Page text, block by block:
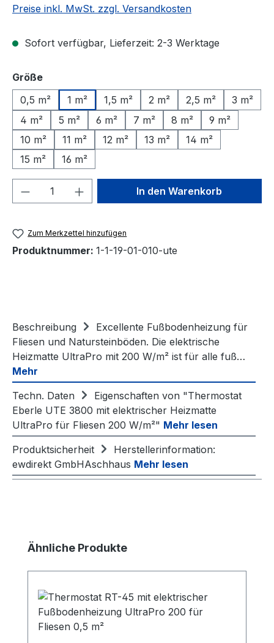
Preise inkl. MwSt. zzgl. Versandkosten
Sofort verfügbar, Lieferzeit: 2-3 Werktage
Größeauswählen
0,5 m²
1 m² 1,5 m² 2 m² 2,5 m²
3 m²
4 m²
5 m² 6 m² 7 m² 8 m²
9 m²
10 m²
11 m² 12 m² 13 m²
14 m²
15 m²
16 m²
Produkt Anzahl: Gib denIn den Warenkorb
Zum Merkzettel hinzufügen
Produktnummer: 1-1-19-01-010-ute
Beschreibung
Excellente Fußbodenheizung für
Fliesen und Natursteinböden. Die elektrische
Heizmatte UltraPro mit 200 W/m² ist für alle fuß…
Mehr
Techn. Daten
Eigenschaften von "Thermostat
Eberle UTE 3800 mit elektrischer Heizmatte
UltraPro für Fliesen 200 W/m²" Mehr lesen
Produktsicherheit
Herstellerinformation:
ewdirekt GmbHAschhaus Mehr lesen
Produktgalerie überspringen
Ähnliche Produkte